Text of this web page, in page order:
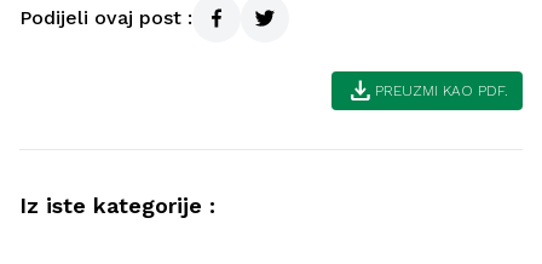
Podijeli ovaj post :
download PREUZMI KAO PDF.
Iz iste kategorije :